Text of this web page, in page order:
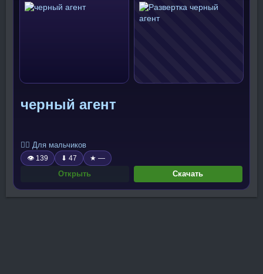
черный агент
🧍‍♂️ Для мальчиков
👁 139 ⬇ 47 ★ —
Открыть Скачать